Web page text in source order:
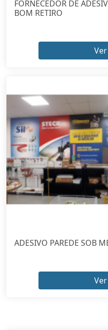
FORNECEDOR DE
BOM RETIRO
ADESIVO PAREDE SOB